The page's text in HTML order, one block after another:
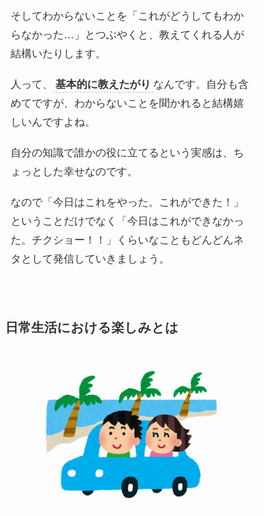
そしてわからないことを「これがどうしてもわか
らなかった…」とつぶやくと、教えてくれる人が
結構いたりします。
人って、 基本的に教えたがり なんです。自分も含
めてですが、わからないことを聞かれると結構嬉
しいんですよね。
自分の知識で誰かの役に立てるという実感は、ち
ょっとした幸せなのです。
なので「今日はこれをやった。これができた！」
ということだけでなく「今日はこれができなかっ
た。チクショー！！」くらいなこともどんどんネ
タとして発信していきましょう。
日常生活における楽しみとは